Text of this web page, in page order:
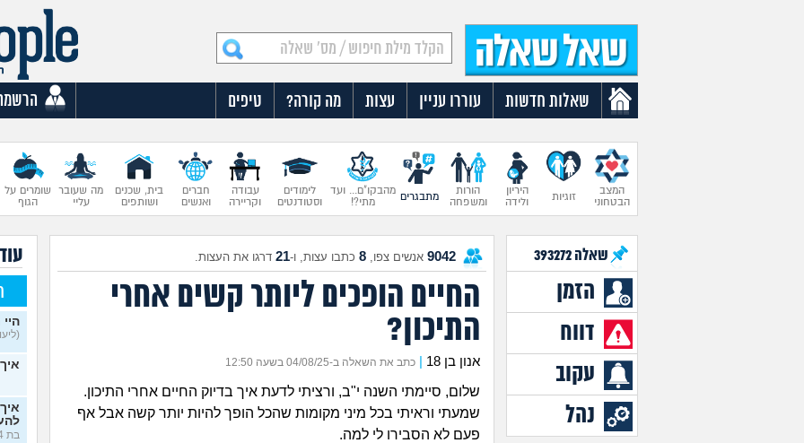
שאלות חדשות עוררו עניין עצות מה קורה? טיפים
המצב
הבטחוני
זוגיות
היריון
ולידה
הורות
ומשפחה
מתבגרים
מהבקו"ם... ועד
מתי?!
לימודים
וסטודנטים
עבודה
וקריירה
חברים
ואנשים
בית, שכנים
ושותפים
מה שעובר
עליי
שומרים על
הגוף
שאלה393272
הזמן
דווח
עקוב
נהל
9042 אנשים צפו, 8 כתבו עצות, ו-21 דרגו את העצות.
החיים הופכים ליותר קשים אחרי
התיכון?
אנון בן 18 כתב את השאלה ב-04/08/25 בשעה 12:50
שלום, סיימתי השנה י"ב, ורציתי לדעת איך בדיוק החיים אחרי התיכון.
שמעתי וראיתי בכל מיני מקומות שהכל הופך להיות יותר קשה אבל אף
פעם לא הסבירו לי למה.
בת 14)